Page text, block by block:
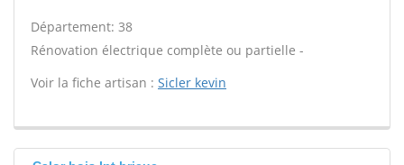
Département: 38
Rénovation électrique complète ou partielle -
Voir la fiche artisan : Sicler kevin